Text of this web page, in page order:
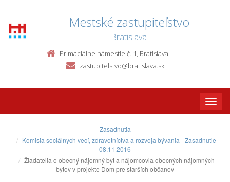
Mestské zastupiteľstvo
Bratislava
Primaciálne námestie č. 1, Bratislava
zastupitelstvo@bratislava.sk
Toggle
Zasadnutia
Komisia sociálnych vecí, zdravotníctva a rozvoja bývania - Zasadnutie
08.11.2016
Žiadatelia o obecný nájomný byt a nájomcovia obecných nájomných
bytov v projekte Dom pre starších občanov